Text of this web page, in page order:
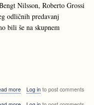
Nilsson, Roberto Grossi
odličnih predavanj
bili še na skupnem
moreabout
Log into post comments
about